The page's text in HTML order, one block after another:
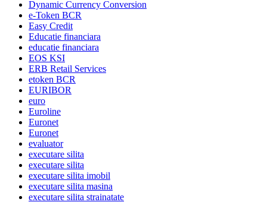
Dynamic Currency Conversion
e-Token BCR
Easy Credit
Educatie financiara
educatie financiara
EOS KSI
ERB Retail Services
etoken BCR
EURIBOR
euro
Euroline
Euronet
Euronet
evaluator
executare silita
executare silita
executare silita imobil
executare silita masina
executare silita strainatate